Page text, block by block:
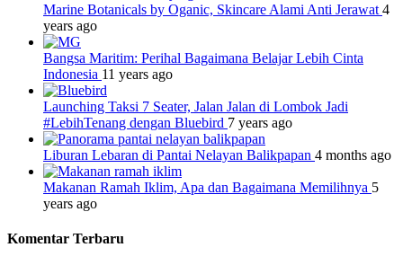
Marine Botanicals by Oganic, Skincare Alami Anti Jerawat 4
years ago
Bangsa Maritim: Perihal Bagaimana Belajar Lebih Cinta
Indonesia 11 years ago
Launching Taksi 7 Seater, Jalan Jalan di Lombok Jadi
#LebihTenang dengan Bluebird 7 years ago
Liburan Lebaran di Pantai Nelayan Balikpapan 4 months ago
Makanan Ramah Iklim, Apa dan Bagaimana Memilihnya 5
years ago
Komentar Terbaru